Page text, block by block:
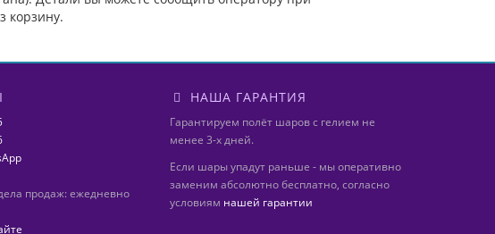
корзину.
продаж: ежедневно
НАША ГАРАНТИЯ
Гарантируем полёт шаров с гелием не
менее 3-х дней.
Если шары упадут раньше - мы оперативно
заменим абсолютно бесплатно, согласно
условиям нашей гарантии